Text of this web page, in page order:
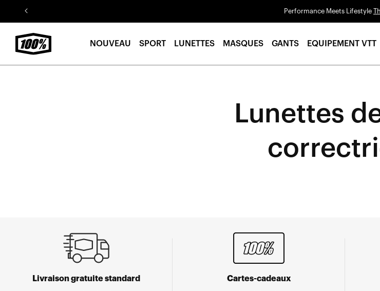
Aller au
contenu
Performance Meets Lifestyle
NOUVEAU SPORT LUNETTES MASQUES GANTS EQUIPEMENT VTT
Lunettes
Livraison gratuite standard Cartes-cadeaux